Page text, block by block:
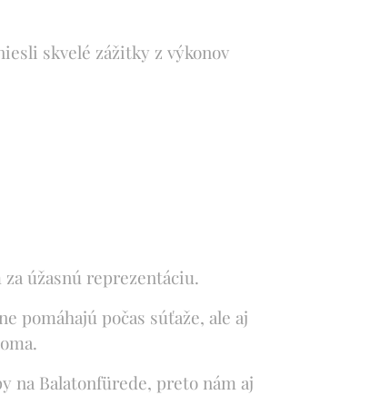
skvelé zážitky z výkonov
úžasnú reprezentáciu.
pomáhajú počas súťaže, ale aj
na Balatonfürede, preto nám aj